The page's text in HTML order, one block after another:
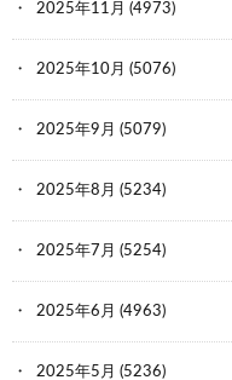
2025年11月 (4973)
2025年10月 (5076)
2025年9月 (5079)
2025年8月 (5234)
2025年7月 (5254)
2025年6月 (4963)
2025年5月 (5236)